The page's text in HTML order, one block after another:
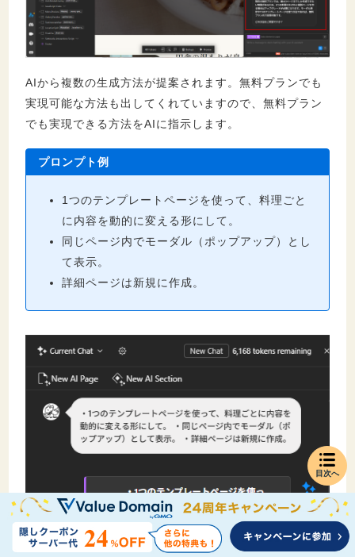
AIから複数の生成方法が提案されます。無料プランでも
実現可能な方法も出してくれていますので、無料プラン
でも実現できる方法をAIに指示します。
プロンプト例
1つのテンプレートページを使って、料理ごと
に内容を動的に変える形にして。
同じページ内でモーダル（ポップアップ）とし
て表示。
詳細ページは新規に作成。
目次へ